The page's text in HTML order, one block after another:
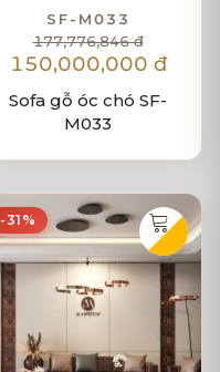
SF-M033
177,776,846 đ
150,000,000 đ
Sofa gỗ óc chó SF-
M033
-31%